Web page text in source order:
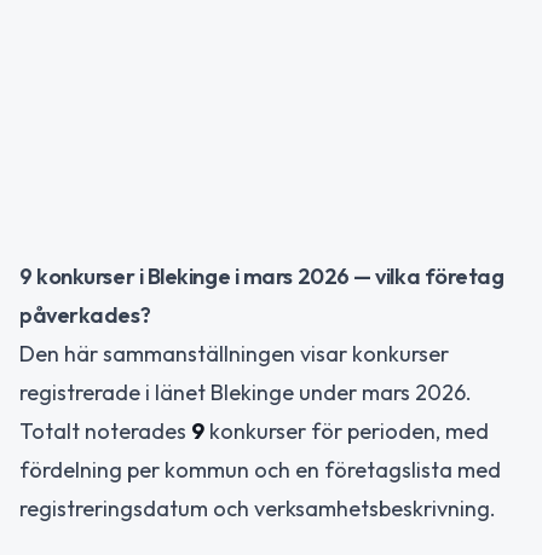
9 konkurser i Blekinge i mars 2026 — vilka företag
påverkades?
Den här sammanställningen visar konkurser
registrerade i länet Blekinge under mars 2026.
Totalt noterades 9 konkurser för perioden, med
fördelning per kommun och en företagslista med
registreringsdatum och verksamhetsbeskrivning.